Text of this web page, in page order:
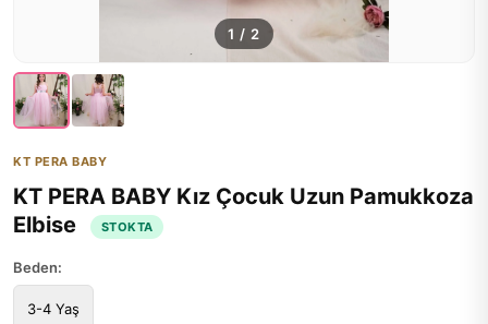
1 / 2
KT PERA BABY
KT PERA BABY Kız Çocuk Uzun Pamukkoza
Elbise
STOKTA
Beden:
3-4 Yaş